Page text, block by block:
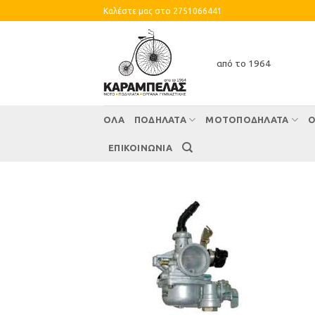
to
Καλέστε μας στο 2751066441
από το 1964
ΌΛΑ ΠΟΔΗΛΑΤΑ ΜΟΤΟΠΟΔΗΛΑΤΑ
ΕΠΙΚΟΙΝΩΝΙΑ